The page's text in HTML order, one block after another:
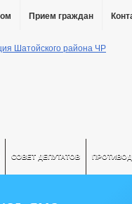
Прием граждан
СОВЕТ ДЕПУТАТОВ